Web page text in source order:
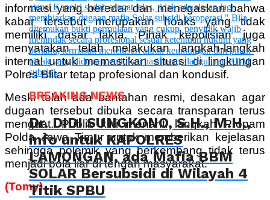
informasi yang beredar dan menegaskan bahwa
kabar tersebut merupakan hoaks yang tidak
memiliki dasar fakta. Pihak kepolisian juga
menyatakan telah melakukan langkah-langkah
internal untuk memastikan situasi di lingkungan
Polres Blitar tetap profesional dan kondusif.
Meski telah ada bantahan resmi, desakan agar
dugaan tersebut dibuka secara transparan terus
menguat. Publik kini menanti langkah Propam
Polda Jawa Timur untuk memberikan kejelasan
sehingga polemik yang berkembang tidak terus
menjadi bola liar di tengah masyarakat.
(Tomy)
BREAKING NEWS
Dr. DIDI SUNGKONO, S.H., M.H.,
info untuk KAPOLRES
LAMONGAN, ada Mafia BBM
SOLAR Bersubsidi di Wilayah 4
Titik SPBU